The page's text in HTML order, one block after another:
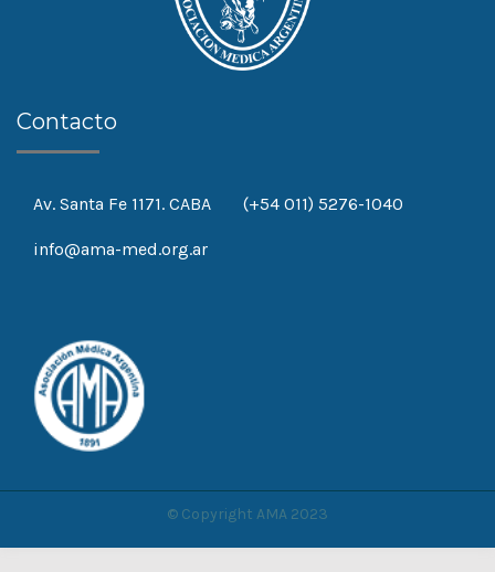
Contacto
Av. Santa Fe 1171. CABA (+54 011) 5276-1040
info@ama-med.org.ar
© Copyright AMA 2023